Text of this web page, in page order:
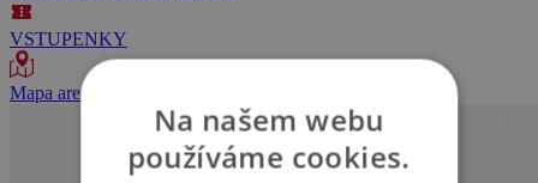
VSTUPENKY
Mapa areálu
Na našem webu
používáme cookies.